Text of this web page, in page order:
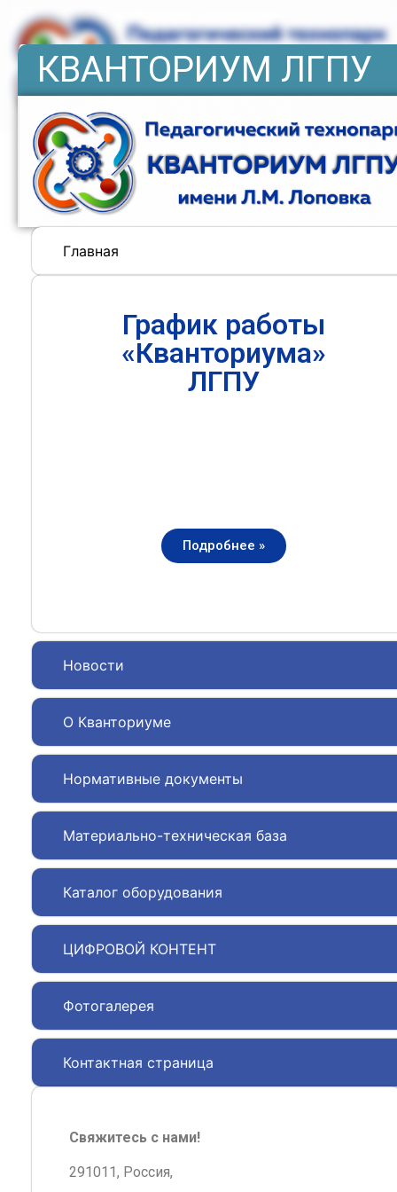
КВАНТОРИУМ ЛГПУ
Главная
Новости
О Кванториуме
Нормативные документы
Материально-техническая база
Каталог оборудования
ЦИФРОВОЙ КОНТЕНТ
Фотогалерея
Контактная страница
График работы
«Кванториума»
ЛГПУ
Подробнее »
Свяжитесь с нами!
291011, Россия,